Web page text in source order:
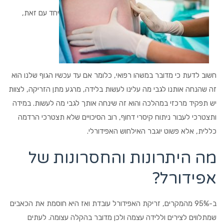
יחד עם זאת,
חשוב לדעת כי מדובר במשהו רפואי, כלומר אם עד עכשיו הגוף שלנו הוא
זה שהנחה אותנו לגבי מה עלינו לעשות בלידה, מרגע מתן הזריקה, לצוות
יש תפקיד מרכזי במהלכה והוא זה שינחה אותך לגבי מה לעשות. במידה
ותצטרכי לעבור ניתוח קיסרי דחוף, רוב הסיכויים שלא תצטרכי הרדמה
כללית, אלא פשוט יוגבר האילחוש האפידורלי.
מה היתרונות והחסרונות של
אפידורל?
ב-95% מהמקרים, זריקת האפידורל עובדת ואז היא חוסמת את הכאבים
שמתלווים לצירים וללידה עצמה ולכן מדובר בהקלה עצומה. לעתים